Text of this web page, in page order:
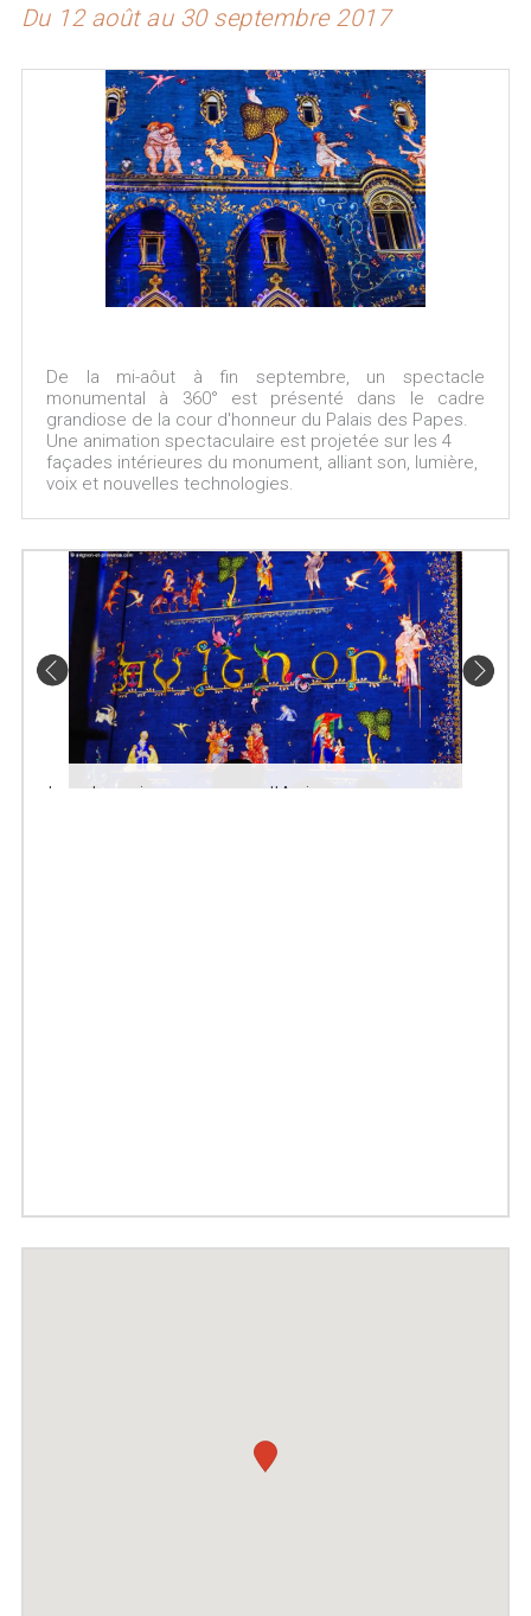
Du 12 août au 30 septembre 2017
De la mi-aôut à fin septembre, un spectacle
monumental à 360° est présenté dans le cadre
grandiose de la cour d'honneur du Palais des Papes.
Une animation spectaculaire est projetée sur les 4
façades intérieures du monument, alliant son, lumière,
voix et nouvelles technologies.
Les Luminessences d'Avignon